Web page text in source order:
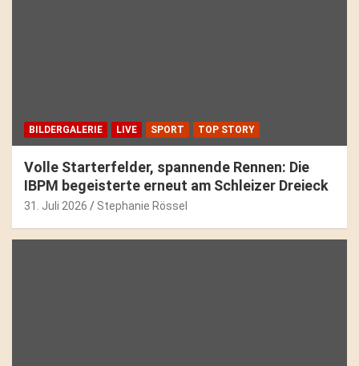
BILDERGALERIE LIVE SPORT TOP STORY
Volle Starterfelder, spannende Rennen: Die
IBPM begeisterte erneut am Schleizer Dreieck
31. Juli 2026 Stephanie Rössel